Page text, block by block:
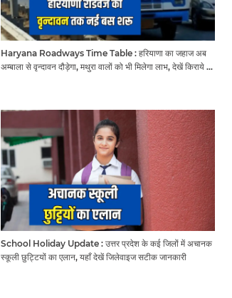
Haryana Roadways Time Table : हरियाणा का जहाज अब
अम्बाला से वृन्दावन दौड़ेगा, मथुरा वालों को भी मिलेगा लाभ, देखें किराये के
School Holiday Update : उत्तर प्रदेश के कई जिलों में अचानक
स्कूली छुट्टियों का एलान, यहाँ देखें जिलेवाइज सटीक जानकारी